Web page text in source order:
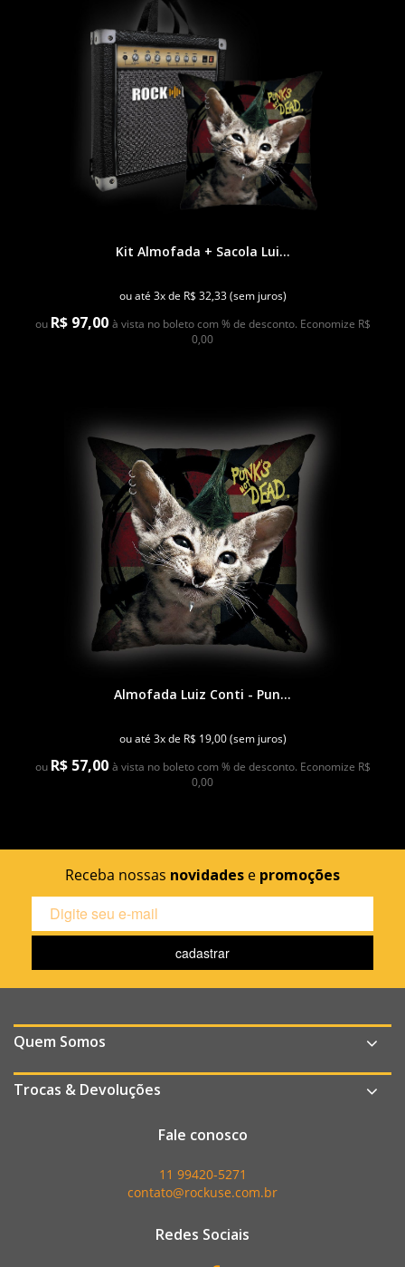
Kit Almofada + Sacola Lui...
ou até 3x de R$ 32,33 (sem juros)
ou R$ 97,00 à vista no boleto com % de desconto. Economize R$
0,00
Almofada Luiz Conti - Pun...
ou até 3x de R$ 19,00 (sem juros)
ou R$ 57,00 à vista no boleto com % de desconto. Economize R$
0,00
Receba nossas novidades e promoções
Quem Somos
Trocas & Devoluções
Fale conosco
11 99420-5271
contato@rockuse.com.br
Redes Sociais